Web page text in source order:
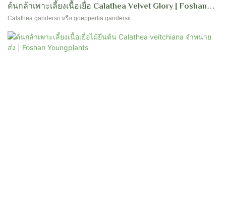
ต้นกล้าเพาะเลี้ยงเนื้อเยื่อ Calathea Velvet Glory | Foshan
Youngplants
Calathea gandersii หรือ goeppertia gandersii